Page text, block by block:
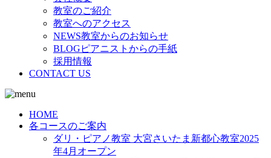
教室のご紹介
教室へのアクセス
NEWS教室からのお知らせ
BLOGピアニストからの手紙
採用情報
CONTACT US
HOME
各コースのご案内
ダリ・ピアノ教室 大宮さいたま新都心教室2025
年4月オープン